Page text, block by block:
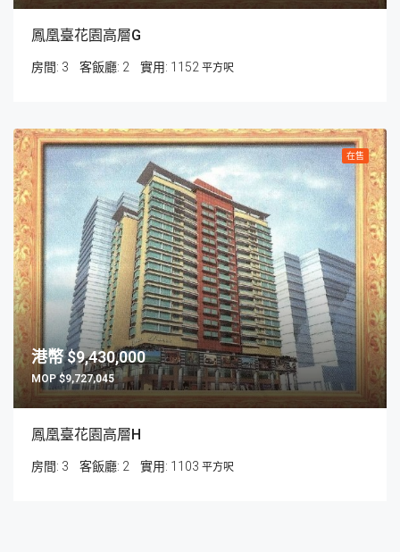
鳳凰臺花園高層G
房間: 3 客飯廳: 2 1152 平方呎
在售
$9,430,000
$9,727,045
鳳凰臺花園高層H
房間: 3 客飯廳: 2 1103 平方呎